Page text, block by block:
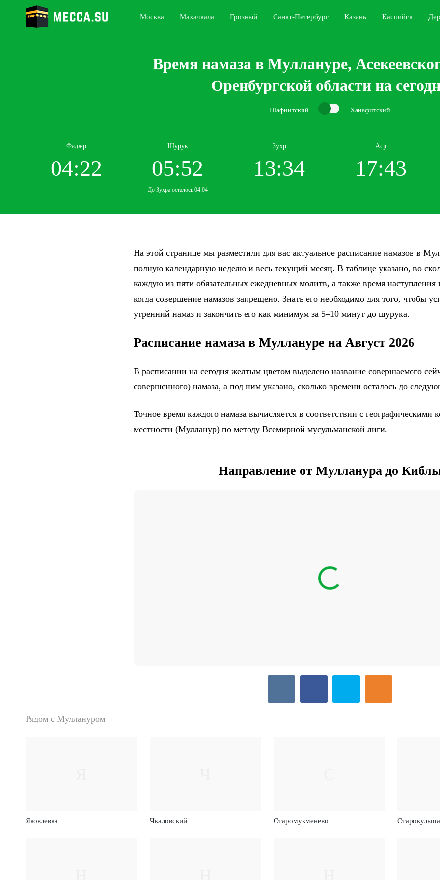
Москва Махачкала Грозный Санкт-Петербург Казань Каспийск
Время намаза в Муллануре,
Оренбургской области на
Шафиитский Ханафитский
Фаджр
04:22
Шурук
05:52
До Зухра осталось 04:04
Зухр
13:34
Аср
17:43
На этой странице мы разместили для вас актуальное расписание намазов в
полную календарную неделю и весь текущий месяц. В таблице указано, во
каждую из пяти обязательных ежедневных молитв, а также время
когда совершение намазов запрещено. Знать его необходимо для того, чтобы
утренний намаз и закончить его как минимум за 5–10 минут до шурука.
Расписание намаза в Муллануре на Август 2026
В расписании на сегодня желтым цветом выделено название совершаемого
совершенного) намаза, а под ним указано, сколько времени осталось до
Точное время каждого намаза вычисляется в соответствии с географическими
местности (Мулланур) по методу Всемирной мусульманской лиги.
Направление от Мулланура до
Рядом с Муллануром
Яковлевка Чкаловский Старомукменево